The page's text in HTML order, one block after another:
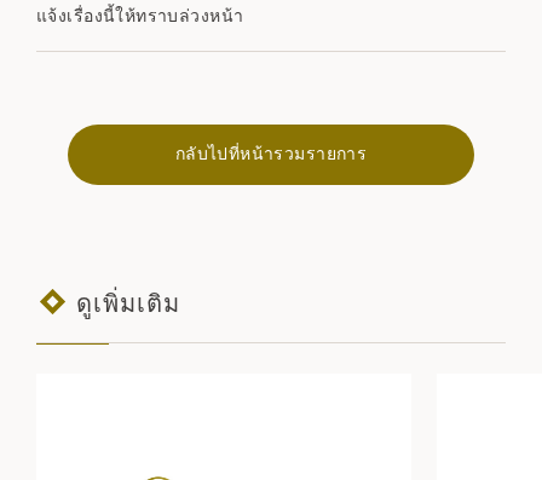
แจ้งเรื่องนี้ให้ทราบล่วงหน้า
กลับไปที่หน้ารวมรายการ
ดูเพิ่มเติม